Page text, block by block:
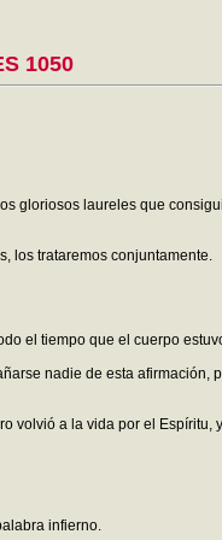
1050
gloriosos laureles que
los trataremos conjuntamente.
el tiempo que el cuerpo
nadie de esta
a la vida por el
infierno.